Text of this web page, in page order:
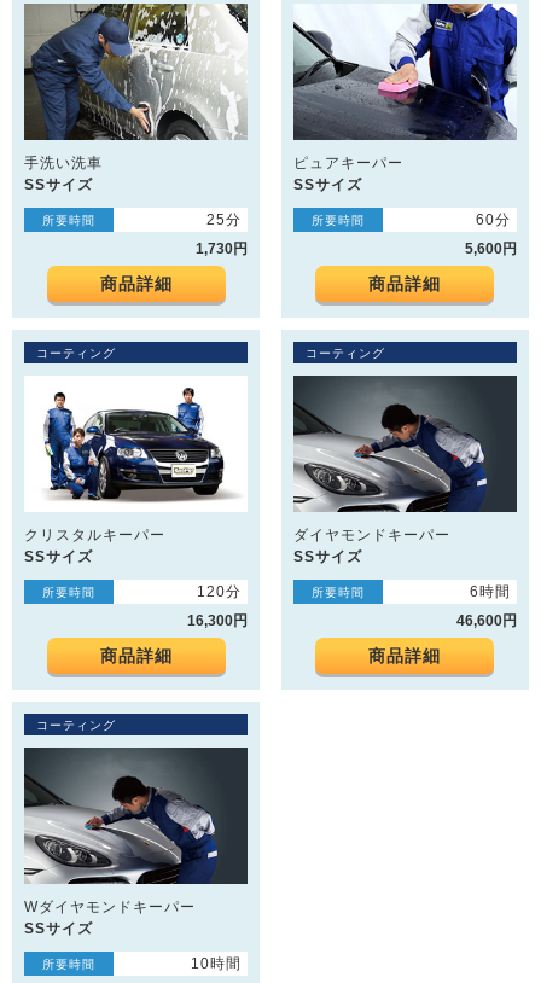
手洗い洗車
SSサイズ
所要時間
25分
1,730円
商品詳細
ピュアキーパー
SSサイズ
所要時間
60分
5,600円
商品詳細
コーティング
クリスタルキーパー
SSサイズ
所要時間
120分
16,300円
商品詳細
コーティング
ダイヤモンドキーパー
SSサイズ
所要時間
6時間
46,600円
商品詳細
コーティング
Wダイヤモンドキーパー
SSサイズ
所要時間
10時間